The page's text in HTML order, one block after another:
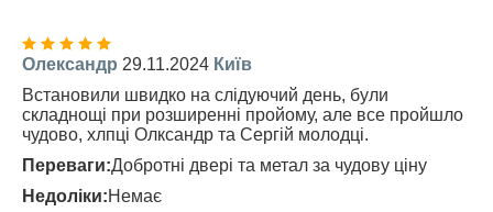
Олександр 29.11.2024 Київ
Встановили швидко на слідуючий день, були
складнощі при розширенні пройому, але все пройшло
чудово, хлпці Олксандр та Сергій молодці.
Переваги:Добротні двері та метал за чудову ціну
Недоліки:Немає